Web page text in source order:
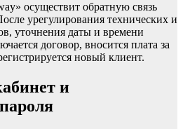
осуществит обратную связь
урегулирования технических и
уточнения даты и времени
договор, вносится плата за
новый клиент.
и